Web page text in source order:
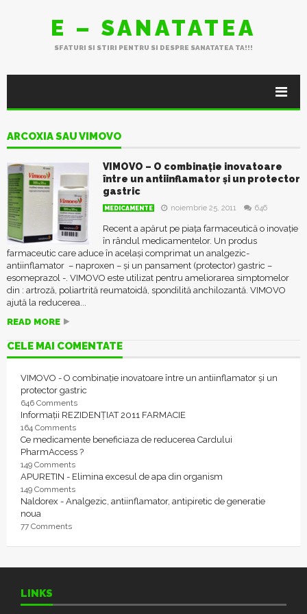
E – SANATATEA
SFATURI SI STIRI PENTRU SI DESPRE SANATATEA TA!!!
ARCOXIA SAU VIMOVO
VIMOVO – O combinație inovatoare
între un antiinflamator și un protector
gastric
MEDICAMENTE noiembrie 25, 2011 646
Recent a apărut pe piața farmaceutică o inovație
în rândul medicamentelor. Un produs
farmaceutic care aduce în același comprimat un analgezic-
antiinflamator – naproxen – și un pansament (protector) gastric –
esomeprazol -. VIMOVO este utilizat pentru ameliorarea simptomelor
din : artroză, poliartrită reumatoidă, spondilită anchilozantă. VIMOVO
ajută la reducerea...
READ MORE
CELE MAI COMENTATE
VIMOVO - O combinație inovatoare între un antiinflamator și un
protector gastric
646 Comments
Informații REZIDENȚIAT 2011 FARMACIE
164 Comments
Ce medicamente beneficiaza de reducerea Cardului
PharmAccess ?
149 Comments
APURETIN - Elimina excesul de apa din organism
149 Comments
Naldorex - Analgezic, antiinflamator, antipiretic de generatie
noua
77 Comments
LINKS